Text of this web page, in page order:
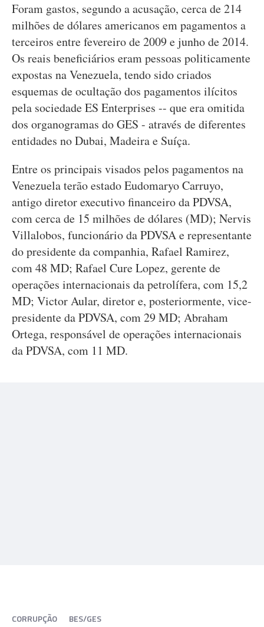
Foram gastos, segundo a acusação, cerca de 214
milhões de dólares americanos em pagamentos a
terceiros entre fevereiro de 2009 e junho de 2014.
Os reais beneficiários eram pessoas politicamente
expostas na Venezuela, tendo sido criados
esquemas de ocultação dos pagamentos ilícitos
pela sociedade ES Enterprises -- que era omitida
dos organogramas do GES - através de diferentes
entidades no Dubai, Madeira e Suíça.
Entre os principais visados pelos pagamentos na
Venezuela terão estado Eudomaryo Carruyo,
antigo diretor executivo financeiro da PDVSA,
com cerca de 15 milhões de dólares (MD); Nervis
Villalobos, funcionário da PDVSA e representante
do presidente da companhia, Rafael Ramirez,
com 48 MD; Rafael Cure Lopez, gerente de
operações internacionais da petrolífera, com 15,2
MD; Victor Aular, diretor e, posteriormente, vice-
presidente da PDVSA, com 29 MD; Abraham
Ortega, responsável de operações internacionais
da PDVSA, com 11 MD.
CORRUPÇÃO BES/GES